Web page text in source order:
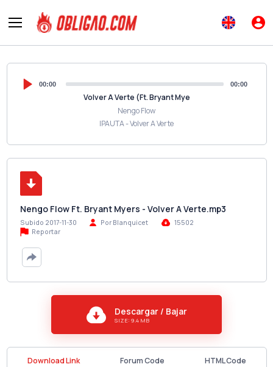
00:00 00:00
Volver A Verte (Ft. Bryant Mye
Nengo Flow
IPAUTA - Volver A Verte
Nengo Flow Ft. Bryant Myers - Volver A Verte.mp3
Subido 2017-11-30 Por Blanquicet
15502
Reportar
Descargar / Bajar
SIZE: 9.4 MB
Download Link Forum Code HTML Code